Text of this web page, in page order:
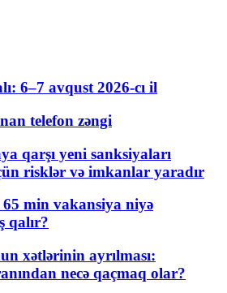
6–7 avqust 2026-cı il
telefon zəngi
qarşı yeni sanksiyaları
risklər və imkanlar yaradır
min vakansiya niyə
qalır?
xətlərinin ayrılması:
necə qaçmaq olar?